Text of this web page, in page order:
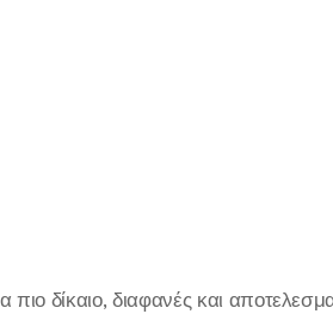
πιο δίκαιο, διαφανές και